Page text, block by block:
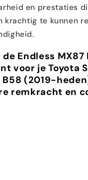
en prestaties
krachtig te kunnen
Endless MX87
voor je Toyota
B58 (2019-
remkracht en